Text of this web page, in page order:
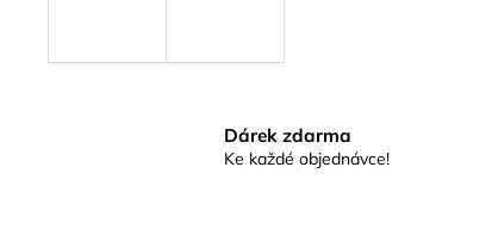
Dárek zdarma
Ke každé objednávce!